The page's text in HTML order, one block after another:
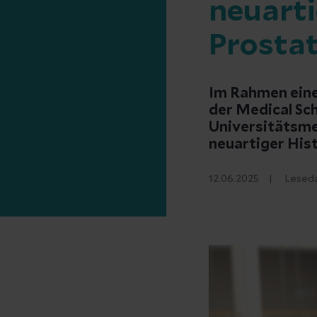
Im Rahmen
der Medical
neuartiger
12.06.2025